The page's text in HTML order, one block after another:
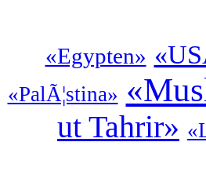
«Egypten»
«PalÃ¦stina»
ut Tahrir»